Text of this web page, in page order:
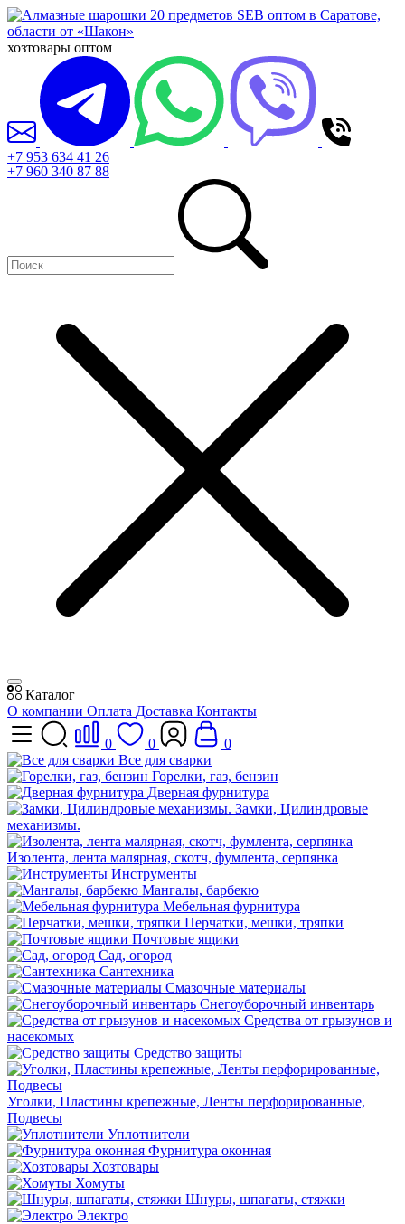
хозтовары оптом
+7 953 634 41 26
+7 960 340 87 88
Каталог
О компании Оплата Доставка Контакты
0 0
0
Все для сварки
Горелки, газ, бензин
Дверная фурнитура
Замки, Цилиндровые
механизмы.
Изолента, лента малярная, скотч, фумлента, серпянка
Инструменты
Мангалы, барбекю
Мебельная фурнитура
Перчатки, мешки, тряпки
Почтовые ящики
Сад, огород
Сантехника
Смазочные материалы
Снегоуборочный инвентарь
Средства от грызунов и
насекомых
Средство защиты
Уголки, Пластины крепежные, Ленты перфорированные,
Подвесы
Уплотнители
Фурнитура оконная
Хозтовары
Хомуты
Шнуры, шпагаты, стяжки
Электро